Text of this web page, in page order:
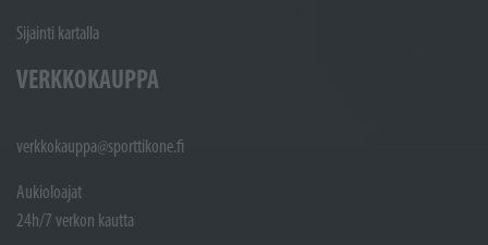
Sijainti kartalla
VERKKOKAUPPA
verkkokauppa@sporttikone.fi
Aukioloajat
24h/7 verkon kautta